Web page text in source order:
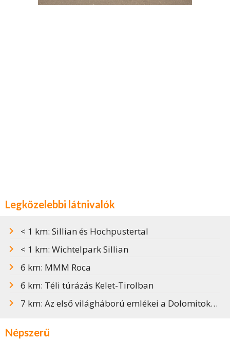
Legközelebbi látnivalók
< 1 km: Sillian és Hochpustertal
< 1 km: Wichtelpark Sillian
6 km: MMM Roca
6 km: Téli túrázás Kelet-Tirolban
7 km: Az első világháború emlékei a Dolomitokban
Népszerű